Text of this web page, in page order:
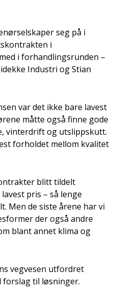
seg på i
i
i forhandlingsrunden –
Industri og Stian
var det ikke bare lavest
måtte også finne gode
vinterdrift og utslippskutt.
forholdet mellom kvalitet
blitt tildelt
pris – så lenge
Men de siste årene har vi
der også andre
blant annet klima og
vegvesen utfordret
forslag til løsninger.